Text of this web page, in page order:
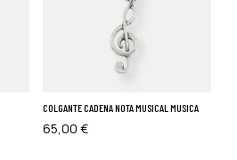
COLGANTE CADENA NOTA MUSICAL MUSICA
65,00€